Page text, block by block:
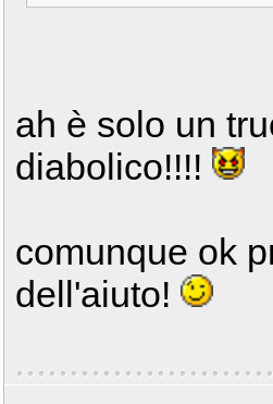
ah è solo un
diabolico!!!!
comunque ok
dell'aiuto!